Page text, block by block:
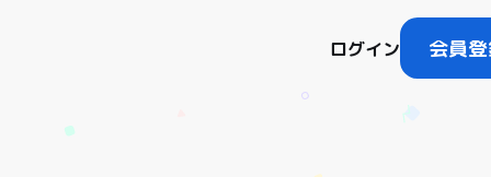
ログイン 会員